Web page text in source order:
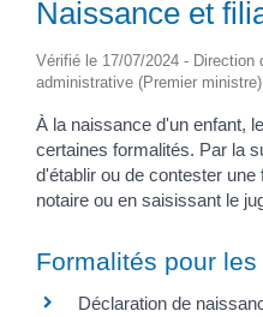
Naissance et
Vérifié le 17/07/2024 - Direction
administrative (Premier ministre)
À la naissance d'un enfant,
certaines formalités. Par la
d'établir ou de contester une
notaire ou en saisissant le
Formalités pour les
Déclaration de